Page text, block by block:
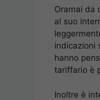
Oramai da
al suo
indicazioni
hanno
tariffario è
Inoltre è